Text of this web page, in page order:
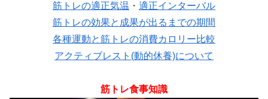
筋トレの適正気温 ・ 適正インターバル
筋トレの効果と成果が出るまでの期間
各種運動と筋トレの消費カロリー比較
アクティブレスト(動的休養)について
筋トレ食事知識